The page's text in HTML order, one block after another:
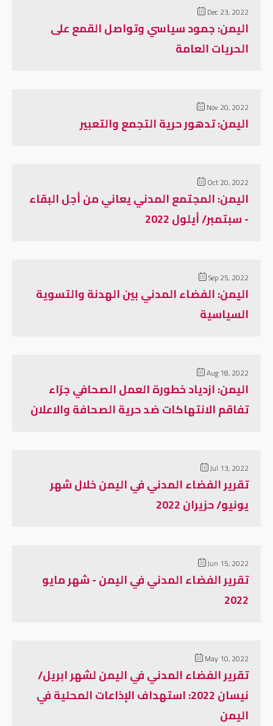
Dec 23, 2022
اليمن: جمود سياسي وتواصل القمع على
الحريات العامة
Nov 20, 2022
اليمن: تدهور حرية التجمع والتعبير
Oct 20, 2022
اليمن: المجتمع المدني يعاني من أجل البقاء
- سبتمبر/ أيلول 2022
Sep 25, 2022
اليمن: الفضاء المدني بين الهدنة والتسوية
السياسية
Aug 18, 2022
اليمن: ازدياد خطورة العمل الصحافي جرّاء
تفاقم الانتهاكات ضد حرية الصحافة والاعلان
Jul 13, 2022
تقرير الفضاء المدني في اليمن خلال شهر
يونيو/ حزيران 2022
Jun 15, 2022
تقرير الفضاء المدني في اليمن - شهر مايو
2022
May 10, 2022
تقرير الفضاء المدني في اليمن لشهر ابريل/
نيسان 2022: استهداف الإذاعات المحلية في
اليمن